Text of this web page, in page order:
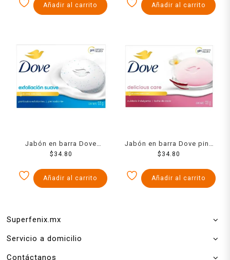
Añadir al carrito Añadir al carrito
Jabón en barra Dove
exfoliación suave 135 g
$ 34.80
Añadir al carrito
Jabón en barra Dove pink
135 g
$ 34.80
Añadir al carrito
Superfenix.mx
Servicio a domicilio
Contáctanos